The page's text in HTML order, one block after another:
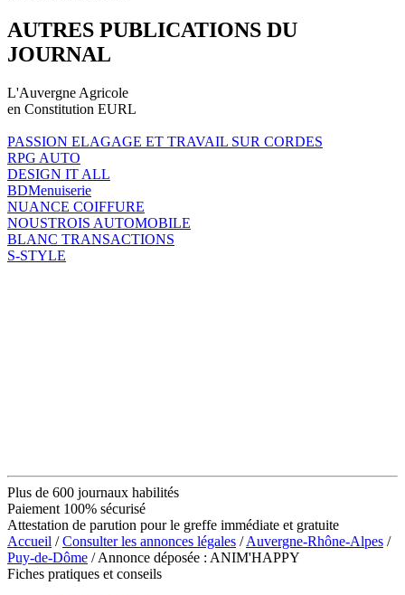
AUTRES PUBLICATIONS DU
JOURNAL
L'Auvergne Agricole
en Constitution EURL
PASSION ELAGAGE ET TRAVAIL SUR CORDES
RPG AUTO
DESIGN IT ALL
BDMenuiserie
NUANCE COIFFURE
NOUSTROIS AUTOMOBILE
BLANC TRANSACTIONS
S-STYLE
Plus de 600 journaux habilités
Paiement 100% sécurisé
Attestation de parution pour le greffe immédiate et gratuite
Accueil /Consulter les annonces légales /Auvergne-Rhône-Alpes /
Puy-de-Dôme / Annonce déposée : ANIM'HAPPY
Fiches pratiques et conseils